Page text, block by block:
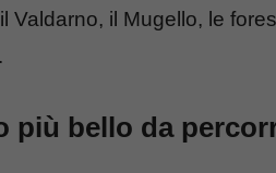
il Valdarno, il Mugello, le
più bello da